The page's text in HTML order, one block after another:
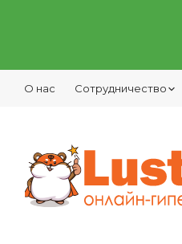
О нас Сотрудничество